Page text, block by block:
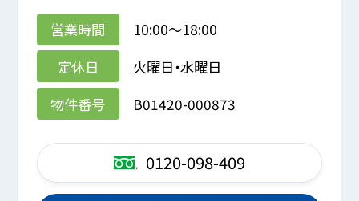
営業時間
10:00～18:00
定休日
火曜日・水曜日
物件番号
B01420-000873
0120-098-409